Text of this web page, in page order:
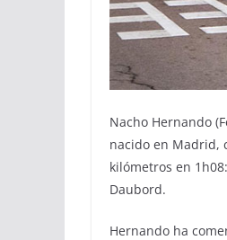
Nacho Hernando
nacido en Madrid,
kilómetros en
Daubord.
Hernando ha